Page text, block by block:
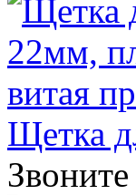
Щетка
Звоните